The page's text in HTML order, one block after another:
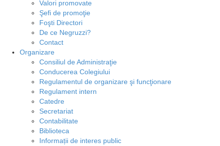
Valori promovate
Şefi de promoţie
Foşti Directori
De ce Negruzzi?
Contact
Organizare
Consiliul de Administraţie
Conducerea Colegiului
Regulamentul de organizare şi funcţionare
Regulament intern
Catedre
Secretariat
Contabilitate
Biblioteca
Informații de interes public